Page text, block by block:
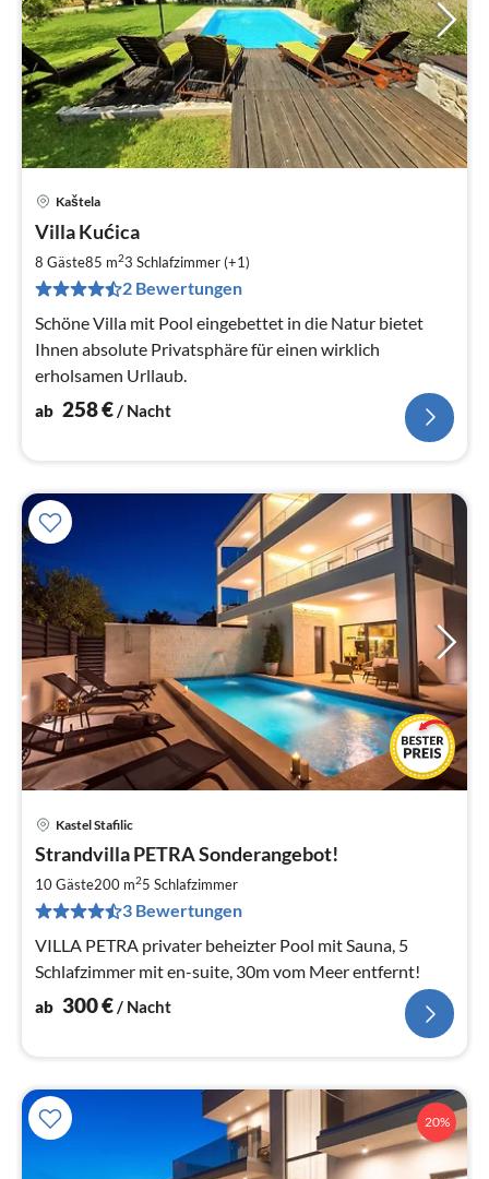
Kaštela
Villa Kućica
8 Gäste85 m23 Schlafzimmer (+1)
2 Bewertungen
Schöne Villa mit Pool eingebettet in die Natur bietet
Ihnen absolute Privatsphäre für einen wirklich
erholsamen Urllaub.
ab 258€/ Nacht
Kastel Stafilic
Strandvilla PETRA Sonderangebot!
10 Gäste200 m25 Schlafzimmer
3 Bewertungen
VILLA PETRA privater beheizter Pool mit Sauna, 5
Schlafzimmer mit en-suite, 30m vom Meer entfernt!
ab 300€/ Nacht
20%